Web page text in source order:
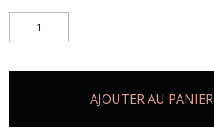
AJOUTER AU PANIER